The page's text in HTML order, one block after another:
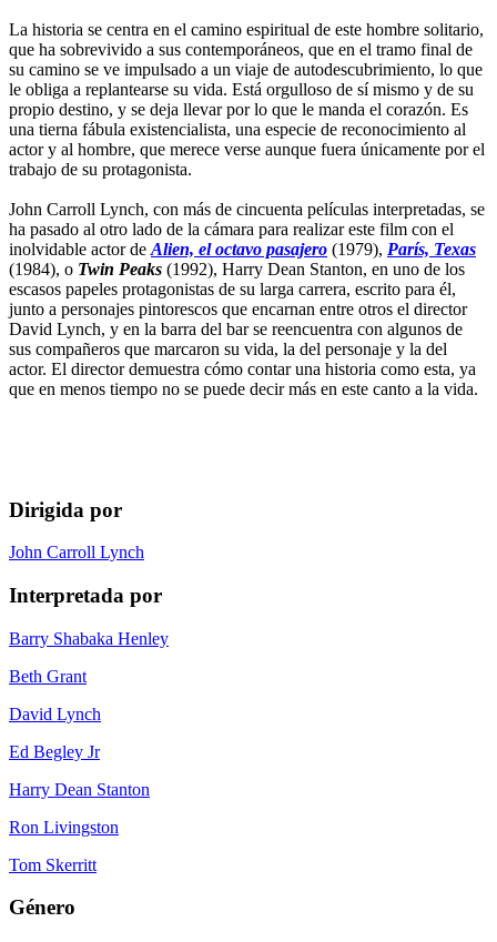
La historia se centra en el camino espiritual de este hombre solitario,
que ha sobrevivido a sus contemporáneos, que en el tramo final de
su camino se ve impulsado a un viaje de autodescubrimiento, lo que
le obliga a replantearse su vida. Está orgulloso de sí mismo y de su
propio destino, y se deja llevar por lo que le manda el corazón. Es
una tierna fábula existencialista, una especie de reconocimiento al
actor y al hombre, que merece verse aunque fuera únicamente por el
trabajo de su protagonista.
John Carroll Lynch, con más de cincuenta películas interpretadas, se
ha pasado al otro lado de la cámara para realizar este film con el
inolvidable actor de Alien, el octavo pasajero (1979), París, Texas
(1984), o Twin Peaks (1992), Harry Dean Stanton, en uno de los
escasos papeles protagonistas de su larga carrera, escrito para él,
junto a personajes pintorescos que encarnan entre otros el director
David Lynch, y en la barra del bar se reencuentra con algunos de
sus compañeros que marcaron su vida, la del personaje y la del
actor. El director demuestra cómo contar una historia como esta, ya
que en menos tiempo no se puede decir más en este canto a la vida.
Dirigida por
John Carroll Lynch
Interpretada por
Barry Shabaka Henley
Beth Grant
David Lynch
Ed Begley Jr
Harry Dean Stanton
Ron Livingston
Tom Skerritt
Género